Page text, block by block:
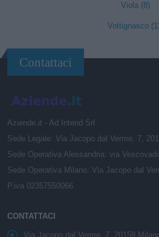
Viola (8)
Vottignasco
Contattaci
Aziende.it - Ad Intend Srl
Sede Legale: Via Jacopo dal Verme, 7,
Sede Operativa Alessandria: via
Sede Operativa Milano: Via Jacopo dal
P.iva 02357550066
CONTATTACI
Via Jacopo dal Verme, 7, 20159